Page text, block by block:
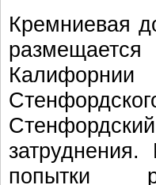
Кремниевая
затруднения.
попытки